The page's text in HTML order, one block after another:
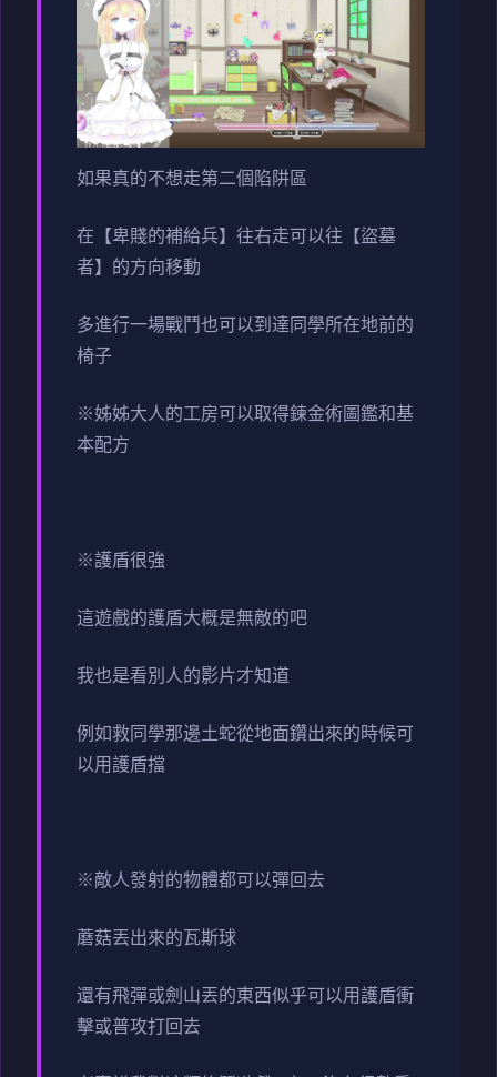
如果真的不想走第二個陷阱區
在【卑賤的補給兵】往右走可以往【盜墓
者】的方向移動
多進行一場戰鬥也可以到達同學所在地前的
椅子
※姊姊大人的工房可以取得鍊金術圖鑑和基
本配方
※護盾很強
這遊戲的護盾大概是無敵的吧
我也是看別人的影片才知道
例如救同學那邊土蛇從地面鑽出來的時候可
以用護盾擋
※敵人發射的物體都可以彈回去
蘑菇丟出來的瓦斯球
還有飛彈或劍山丟的東西似乎可以用護盾衝
擊或普攻打回去